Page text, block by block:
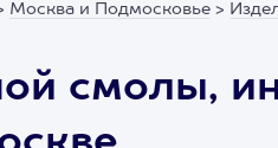
Москва и Подмосковье >
смолы,